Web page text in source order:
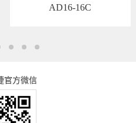
AD16-16C
官方微信